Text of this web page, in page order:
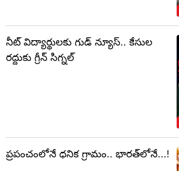
నీట్ విద్యార్థులకు గుడ్ న్యూస్.. కేసుల
రద్దుకు గ్రీన్ సిగ్నల్
ప్రపంచంలోనే ధనిక గ్రామం.. భారత్‌లోనే...!